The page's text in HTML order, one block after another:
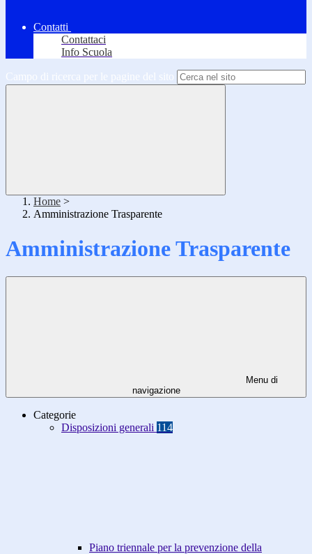
Contatti
Contattaci
Info Scuola
Campo di ricerca per le pagine del sito
Home >
Amministrazione Trasparente
Amministrazione Trasparente
Menu di
navigazione
Categorie
Disposizioni generali 114
Piano triennale per la prevenzione della